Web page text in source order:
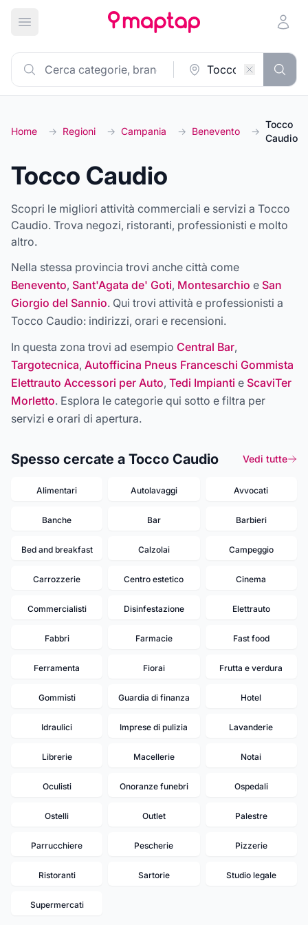
Apri menu principale
Home → Regioni → Campania → Benevento →
Tocco
Caudio
Tocco Caudio
Scopri le migliori attività commerciali e servizi a Tocco
Caudio. Trova negozi, ristoranti, professionisti e molto
altro.
Nella stessa provincia trovi anche città come
Benevento, Sant'Agata de' Goti, Montesarchio e San
Giorgio del Sannio. Qui trovi attività e professionisti a
Tocco Caudio: indirizzi, orari e recensioni.
In questa zona trovi ad esempio Central Bar,
Targotecnica, Autofficina Pneus Franceschi Gommista
Elettrauto Accessori per Auto, Tedi Impianti e ScaviTer
Morletto. Esplora le categorie qui sotto e filtra per
servizi e orari di apertura.
Spesso cercate a Tocco Caudio Vedi tutte
Alimentari Autolavaggi Avvocati
Banche Bar Barbieri
Bed and breakfast Calzolai Campeggio
Carrozzerie Centro estetico Cinema
Commercialisti Disinfestazione Elettrauto
Fabbri Farmacie Fast food
Ferramenta Fiorai Frutta e verdura
Gommisti Guardia di finanza Hotel
Idraulici Imprese di pulizia Lavanderie
Librerie Macellerie Notai
Oculisti Onoranze funebri Ospedali
Ostelli Outlet Palestre
Parrucchiere Pescherie Pizzerie
Ristoranti Sartorie Studio legale
Supermercati